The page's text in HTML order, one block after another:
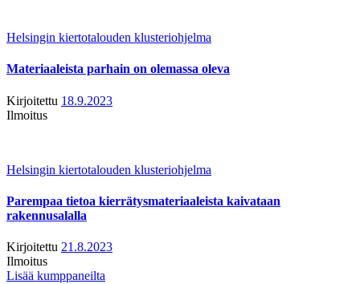
Helsingin kiertotalouden klusteriohjelma
Materiaaleista parhain on olemassa oleva
Kirjoitettu 18.9.2023
Ilmoitus
Helsingin kiertotalouden klusteriohjelma
Parempaa tietoa kierrätysmateriaaleista kaivataan
rakennusalalla
Kirjoitettu 21.8.2023
Ilmoitus
Lisää kumppaneilta